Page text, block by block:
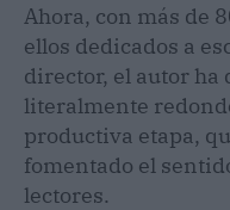
Ahora, con más de
ellos dedicados a
director, el autor
literalmente
productiva etapa,
fomentado el
lectores.